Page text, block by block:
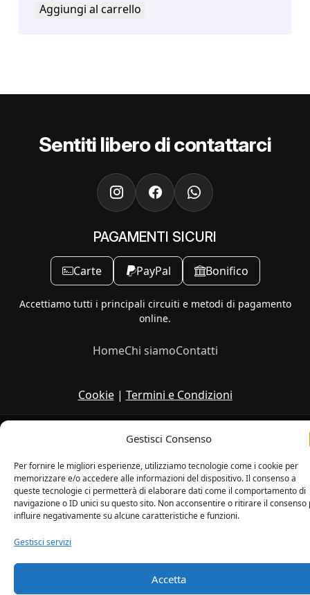
Gestisci Consenso
Per fornire le migliori esperienze, utilizziamo tecnologie come i cookie per
memorizzare e/o accedere alle informazioni del dispositivo. Il consenso a
queste tecnologie ci permetterà di elaborare dati come il comportamento di
navigazione o ID unici su questo sito. Non acconsentire o ritirare il consenso
influire negativamente su alcune caratteristiche e funzioni.
Gestisci servizi
Accetta
Aggiungi al carrello
Sentiti libero di contattarci
PAGAMENTI SICURI
Carte PayPal Bonifico
Accettiamo tutti i principali circuiti e metodi di pagamento
online.
HomeChi siamoContatti
Cookie| Termini e Condizioni
Copyright © 2026